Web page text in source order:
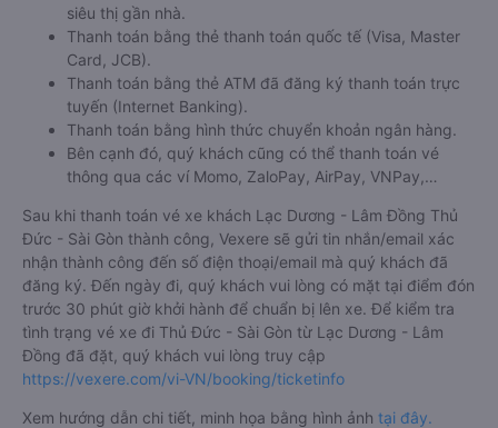
siêu thị gần nhà.
Thanh toán bằng thẻ thanh toán quốc tế (Visa, Master
Card, JCB).
Thanh toán bằng thẻ ATM đã đăng ký thanh toán trực
tuyến (Internet Banking).
Thanh toán bằng hình thức chuyển khoản ngân hàng.
Bên cạnh đó, quý khách cũng có thể thanh toán vé
thông qua các ví Momo, ZaloPay, AirPay, VNPay,…
Sau khi thanh toán vé xe khách Lạc Dương - Lâm Đồng Thủ
Đức - Sài Gòn thành công, Vexere sẽ gửi tin nhắn/email xác
nhận thành công đến số điện thoại/email mà quý khách đã
đăng ký. Đến ngày đi, quý khách vui lòng có mặt tại điểm đón
trước 30 phút giờ khởi hành để chuẩn bị lên xe. Để kiểm tra
tình trạng vé xe đi Thủ Đức - Sài Gòn từ Lạc Dương - Lâm
Đồng đã đặt, quý khách vui lòng truy cập
https://vexere.com/vi-VN/booking/ticketinfo
Xem hướng dẫn chi tiết, minh họa bằng hình ảnh tại đây.